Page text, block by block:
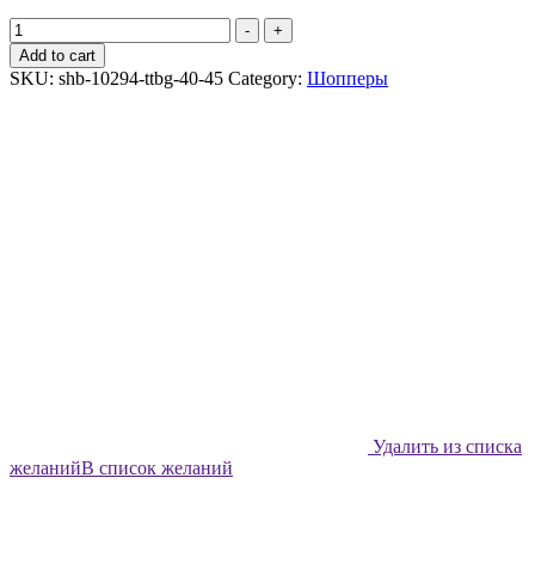
Сумка
шоппер
Shabu
Снеговичок
-
+
Add to cart
SKU: shb-10294-ttbg-40-45 Category: Шопперы
Удалить из списка
желанийВ список желаний